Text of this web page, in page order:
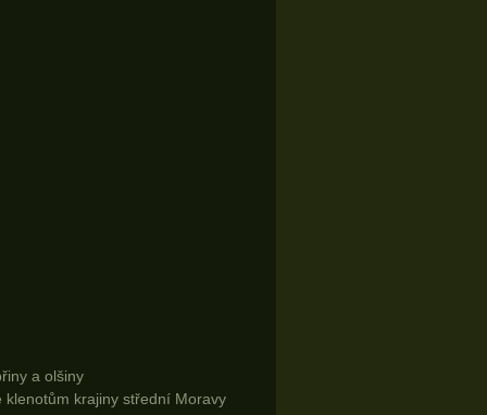
a olšiny
krajiny střední Moravy